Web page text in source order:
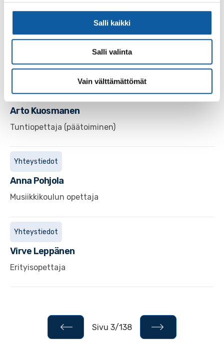
Salli kaikki
Salli valinta
Vain välttämättömät
SenniAhvenlampi
Yhteystiedot
Arto Kuosmanen
Tuntiopettaja (päätoiminen)
Yhteystiedot
Anna Pohjola
Musiikkikoulun opettaja
Yhteystiedot
Virve Leppänen
Erityisopettaja
Sivu 3/138